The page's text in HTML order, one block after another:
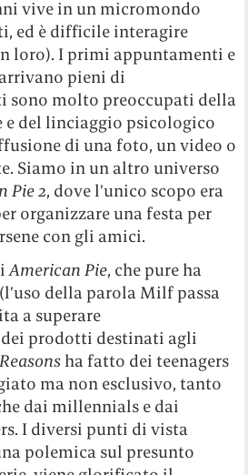
vive in un micromondo
ed è difficile interagire
loro). I primi appuntamenti e
pieni di
sono molto preoccupati della
del linciaggio psicologico
di una foto, un video o
Siamo in un altro universo
Pie 2, dove l’unico scopo era
organizzare una festa per
con gli amici.
American Pie, che pure ha
della parola Milf passa
a superare
prodotti destinati agli
ha fatto dei teenagers
ma non esclusivo, tanto
dai millennials e dai
I diversi punti di vista
polemica sul presunto